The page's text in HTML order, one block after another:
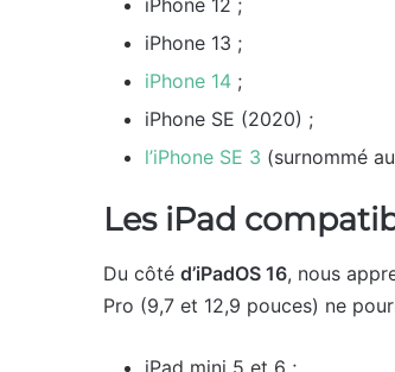
iPhone 12 ;
iPhone 13 ;
iPhone 14 ;
iPhone SE (2020) ;
l’iPhone SE 3 (surnommé
Les iPad
Du côté d’iPadOS 16, nous
Pro (9,7 et 12,9 pouces) ne
iPad mini 5 et 6 ;